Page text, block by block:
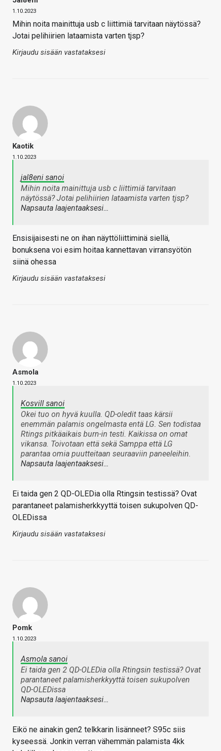
1.10.2023
Mihin noita mainittuja usb c liittimiä tarvitaan näytössä?
Jotai pelihiirien lataamista varten tjsp?
Kirjaudu sisään vastataksesi
Kaotik
1.10.2023
jal8eni sanoi
Mihin noita mainittuja usb c liittimiä tarvitaan
näytössä? Jotai pelihiirien lataamista varten tjsp?
Napsauta laajentaaksesi…
Ensisijaisesti ne on ihan näyttöliittiminä siellä,
bonuksena voi esim hoitaa kannettavan virransyötön
siinä ohessa
Kirjaudu sisään vastataksesi
Asmola
1.10.2023
Kosvill sanoi
Okei tuo on hyvä kuulla. QD-oledit taas kärsii
enemmän palamis ongelmasta entä LG. Sen todistaa
Rtings pitkäaikais burn-in testi. Kaikissa on omat
vikansa. Toivotaan että sekä Samppa että LG
parantaa omia puutteitaan seuraaviin paneeleihin.
Napsauta laajentaaksesi…
Ei taida gen 2 QD-OLEDia olla Rtingsin testissä? Ovat
parantaneet palamisherkkyyttä toisen sukupolven QD-
OLEDissa
Kirjaudu sisään vastataksesi
Pomk
1.10.2023
Asmola sanoi
Ei taida gen 2 QD-OLEDia olla Rtingsin testissä? Ovat
parantaneet palamisherkkyyttä toisen sukupolven
QD-OLEDissa
Napsauta laajentaaksesi…
Eikö ne ainakin gen2 telkkarin lisänneet? S95c siis
kyseessä. Jonkin verran vähemmän palamista 4kk